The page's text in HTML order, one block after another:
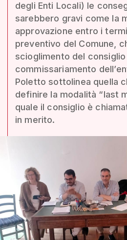
degli Enti Locali) le
sarebbero gravi come la
approvazione entro i
preventivo del Comune,
scioglimento del
commissariamento
Poletto sottolinea quella
definire la modalità “last
quale il consiglio è
in merito.